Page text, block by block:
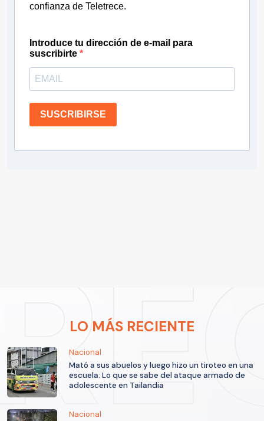
confianza de Teletrece.
Introduce tu dirección de e-mail para
suscribirte
SUSCRIBIRSE
LO MÁS RECIENTE
Nacional
Mató a sus abuelos y luego hizo un tiroteo en una
escuela: Lo que se sabe del ataque armado de
adolescente en Tailandia
Nacional